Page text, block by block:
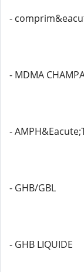
-
- MDMA
-
- GHB/GBL
- GHB LIQUIDE